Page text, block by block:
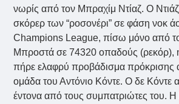
νωρίς από τον Μπραχίμ Ντίαζ. Ο Ντιάζ
σκόρερ των “ροσονέρι” σε φάση νοκ
Champions League, πίσω μόνο από
Μπροστά σε 74320 οπαδούς (ρεκόρ),
πήρε ελαφρύ προβάδισμα πρόκρισης
ομάδα του Αντόνιο Κόντε. Ο δε Κόντε
έντονα από τους συμπατριώτες του. Η